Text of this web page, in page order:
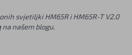
svjetiljki HM65R i HM65R-T V2.0
na našem blogu.